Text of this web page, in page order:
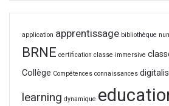
application apprentissage bibliothèque
BRNE certification classe immersive
Collège Compétences connaissances
learning dynamique